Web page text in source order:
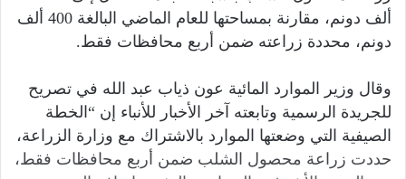
ألف دونم، مقارنة بمساحتها للعام الماضي البالغة 400 ألف
دونم، محددة زراعته ضمن أربع محافظات فقط.
وقال وزير الموارد المائية عون ذياب عبد الله في تصريح
للجريدة الرسمية وتابعته آخر الأخبار للأنباء إن “الخطة
الصيفية التي وضعتها الموارد بالاشتراك مع وزارة الزراعة،
حددت زراعة محصول الشلب ضمن أربع محافظات فقط،